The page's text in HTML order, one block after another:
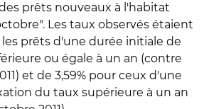
prêts nouveaux à l'habitat
Les taux observés étaient
les prêts d'une durée initiale de
ou égale à un an (contre
et de 3,59% pour ceux d'une
du taux supérieure à un an